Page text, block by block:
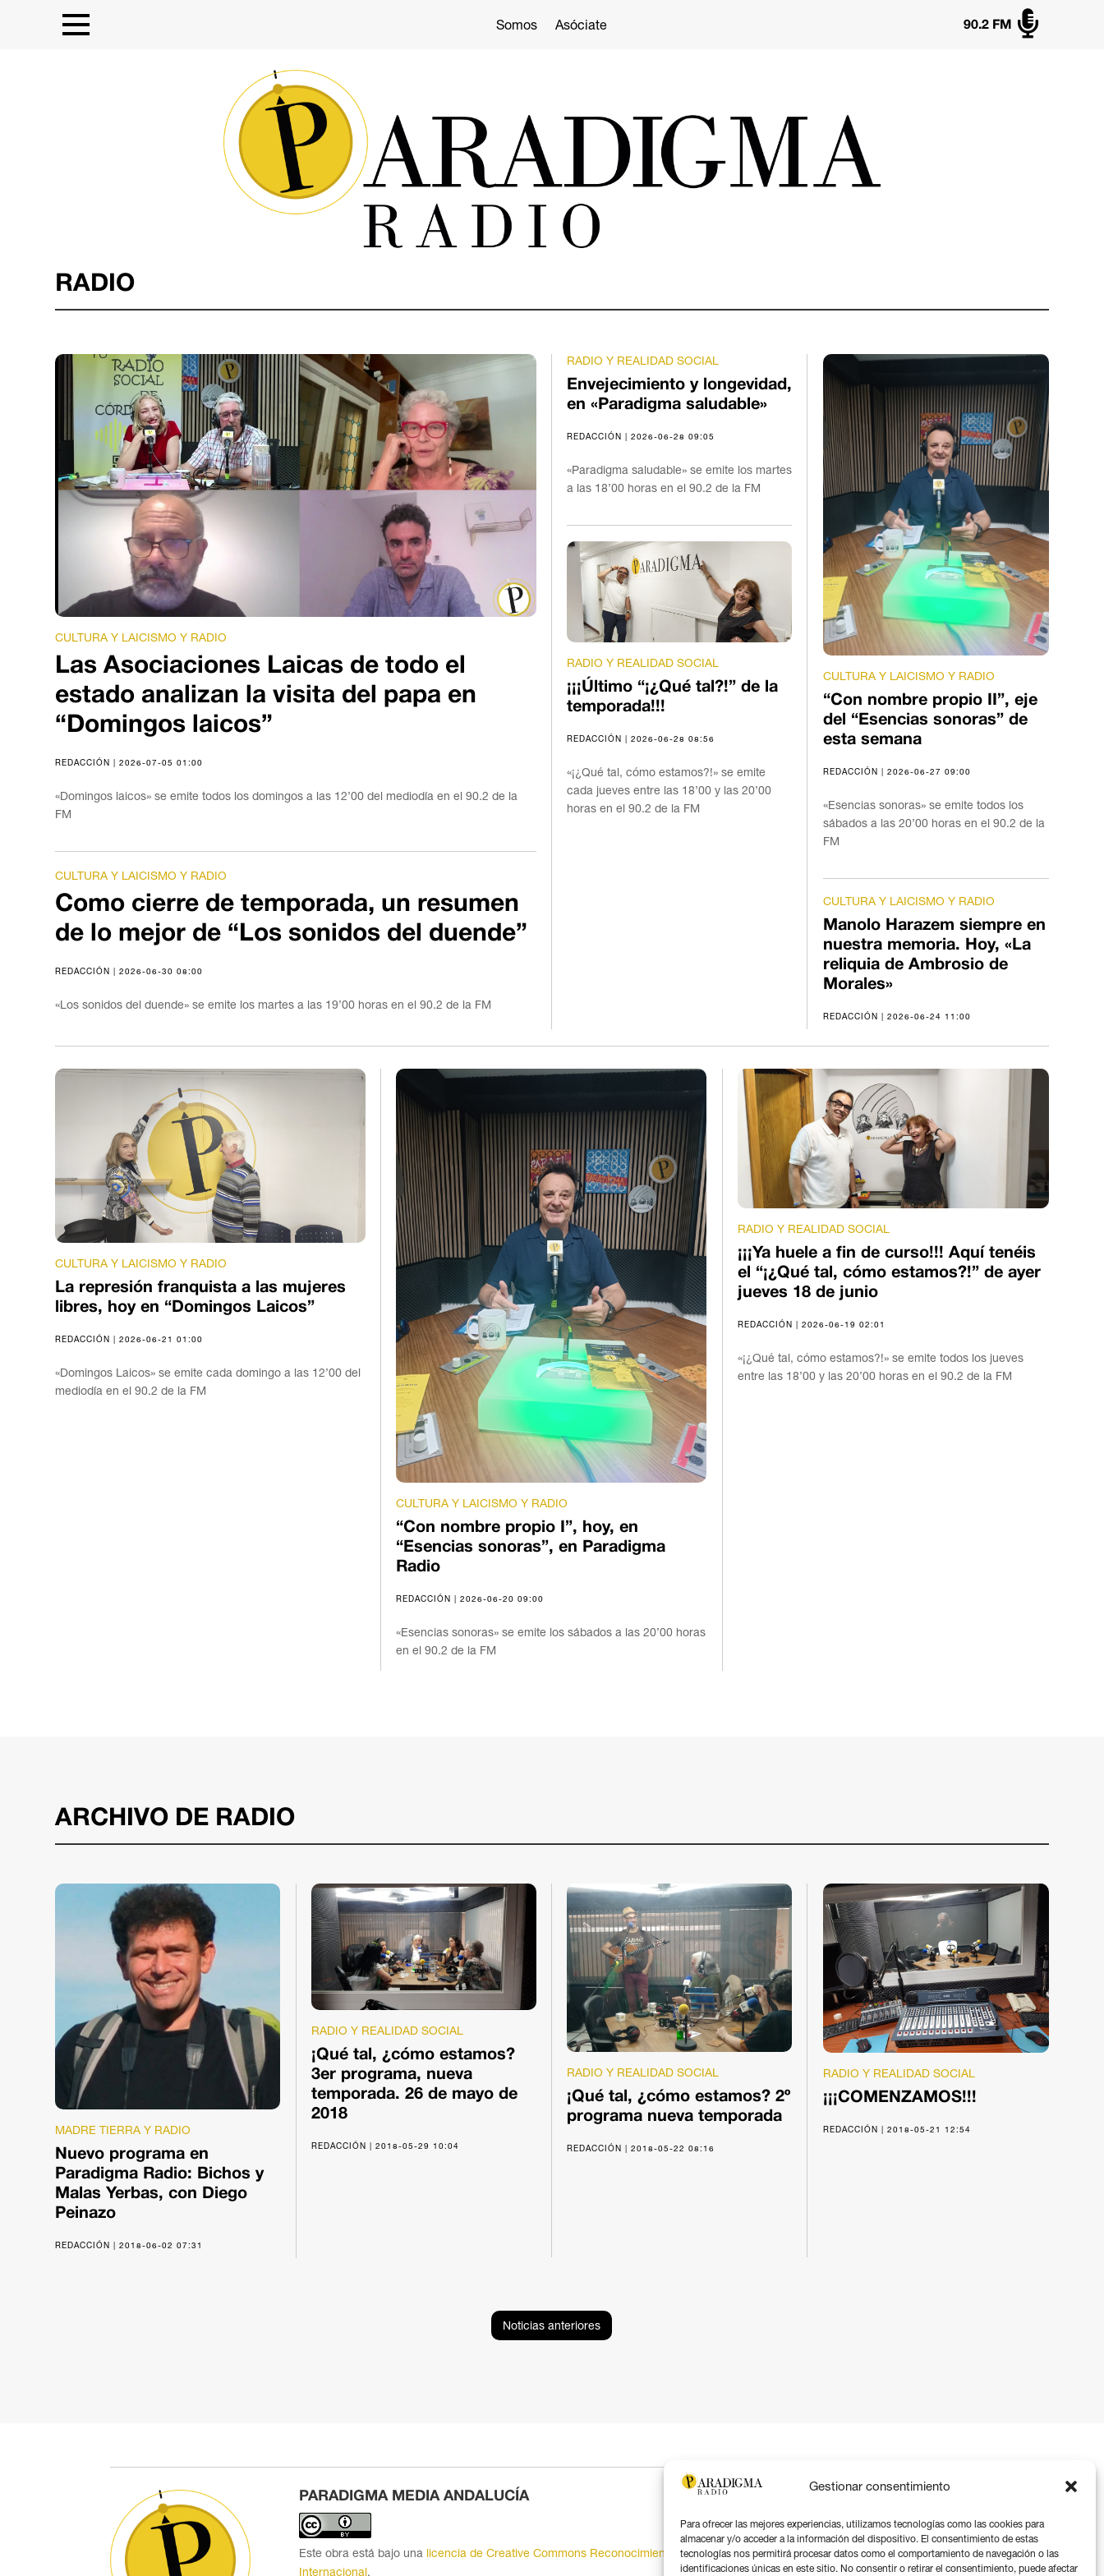
Gestionar consentimiento
Para ofrecer las mejores experiencias, utilizamos tecnologías como las cookies para
almacenar y/o acceder a la información del dispositivo. El consentimiento de estas
tecnologías nos permitirá procesar datos como el comportamiento de navegación o las
identificaciones únicas en este sitio. No consentir o retirar el consentimiento, puede afectar
Somos Asóciate 
90.2 FM
RADIO
CULTURA Y LAICISMO Y RADIO
Las Asociaciones Laicas de todo el
estado analizan la visita del papa en
“Domingos laicos”
REDACCIÓN | 2026-07-05 01:00
«Domingos laicos» se emite todos los domingos a las 12’00 del mediodía en el 90.2 de la
FM
CULTURA Y LAICISMO Y RADIO
Como cierre de temporada, un resumen
de lo mejor de “Los sonidos del duende”
REDACCIÓN | 2026-06-30 08:00
«Los sonidos del duende» se emite los martes a las 19’00 horas en el 90.2 de la FM
RADIO Y REALIDAD SOCIAL
Envejecimiento y longevidad,
en «Paradigma saludable»
REDACCIÓN | 2026-06-28 09:05
«Paradigma saludable» se emite los martes
a las 18’00 horas en el 90.2 de la FM
RADIO Y REALIDAD SOCIAL
¡¡¡Último “¡¿Qué tal?!” de la
temporada!!!
REDACCIÓN | 2026-06-28 08:56
«¡¿Qué tal, cómo estamos?!» se emite
cada jueves entre las 18’00 y las 20’00
horas en el 90.2 de la FM
CULTURA Y LAICISMO Y RADIO
“Con nombre propio II”, eje
del “Esencias sonoras” de
esta semana
REDACCIÓN | 2026-06-27 09:00
«Esencias sonoras» se emite todos los
sábados a las 20’00 horas en el 90.2 de la
FM
CULTURA Y LAICISMO Y RADIO
Manolo Harazem siempre en
nuestra memoria. Hoy, «La
reliquia de Ambrosio de
Morales»
REDACCIÓN | 2026-06-24 11:00
CULTURA Y LAICISMO Y RADIO
La represión franquista a las mujeres
libres, hoy en “Domingos Laicos”
REDACCIÓN | 2026-06-21 01:00
«Domingos Laicos» se emite cada domingo a las 12’00 del
mediodía en el 90.2 de la FM
CULTURA Y LAICISMO Y RADIO
“Con nombre propio I”, hoy, en
“Esencias sonoras”, en Paradigma
Radio
REDACCIÓN | 2026-06-20 09:00
«Esencias sonoras» se emite los sábados a las 20’00 horas
en el 90.2 de la FM
RADIO Y REALIDAD SOCIAL
¡¡¡Ya huele a fin de curso!!! Aquí tenéis
el “¡¿Qué tal, cómo estamos?!” de ayer
jueves 18 de junio
REDACCIÓN | 2026-06-19 02:01
«¡¿Qué tal, cómo estamos?!» se emite todos los jueves
entre las 18’00 y las 20’00 horas en el 90.2 de la FM
ARCHIVO DE RADIO
MADRE TIERRA Y RADIO
Nuevo programa en
Paradigma Radio: Bichos y
Malas Yerbas, con Diego
Peinazo
REDACCIÓN | 2018-06-02 07:31
RADIO Y REALIDAD SOCIAL
¡Qué tal, ¿cómo estamos?
3er programa, nueva
temporada. 26 de mayo de
2018
REDACCIÓN | 2018-05-29 10:04
RADIO Y REALIDAD SOCIAL
¡Qué tal, ¿cómo estamos? 2º
programa nueva temporada
REDACCIÓN | 2018-05-22 08:16
RADIO Y REALIDAD SOCIAL
¡¡¡COMENZAMOS!!!
REDACCIÓN | 2018-05-21 12:54
Noticias anteriores
PARADIGMA MEDIA ANDALUCÍA
Este obra está bajo una licencia de Creative Commons Reconocimiento 4.0
Internacional.
Aviso legal